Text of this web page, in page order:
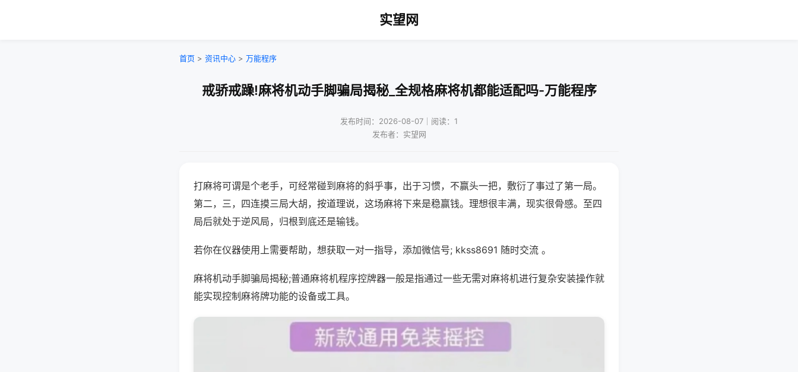
实望网
首页 > 资讯中心 > 万能程序
戒骄戒躁!麻将机动手脚骗局揭秘_全规格麻将机都能适配吗-万能程序
发布时间：2026-08-07｜阅读：1
发布者：实望网
打麻将可谓是个老手，可经常碰到麻将的斜乎事，出于习惯，不赢头一把，敷衍了事过了第一局。
第二，三，四连摸三局大胡，按道理说，这场麻将下来是稳赢钱。理想很丰满，现实很骨感。至四
局后就处于逆风局，归根到底还是输钱。
若你在仪器使用上需要帮助，想获取一对一指导，添加微信号; kkss8691 随时交流 。
麻将机动手脚骗局揭秘;普通麻将机程序控牌器一般是指通过一些无需对麻将机进行复杂安装操作就
能实现控制麻将牌功能的设备或工具。